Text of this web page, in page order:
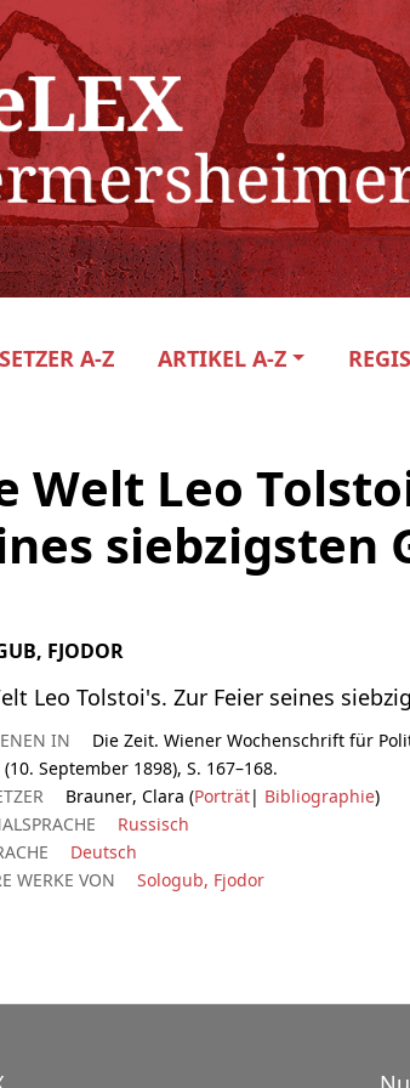
A-Z ARTIKEL A-Z
Welt Leo
siebzigsten
FJODOR
Leo Tolstoi's. Zur Feier seines
IN
Die Zeit. Wiener Wochenschrift für
September 1898), S. 167–168.
Brauner, Clara (Porträt| Bibliographie)
Russisch
Deutsch
WERKE VON
Sologub, Fjodor